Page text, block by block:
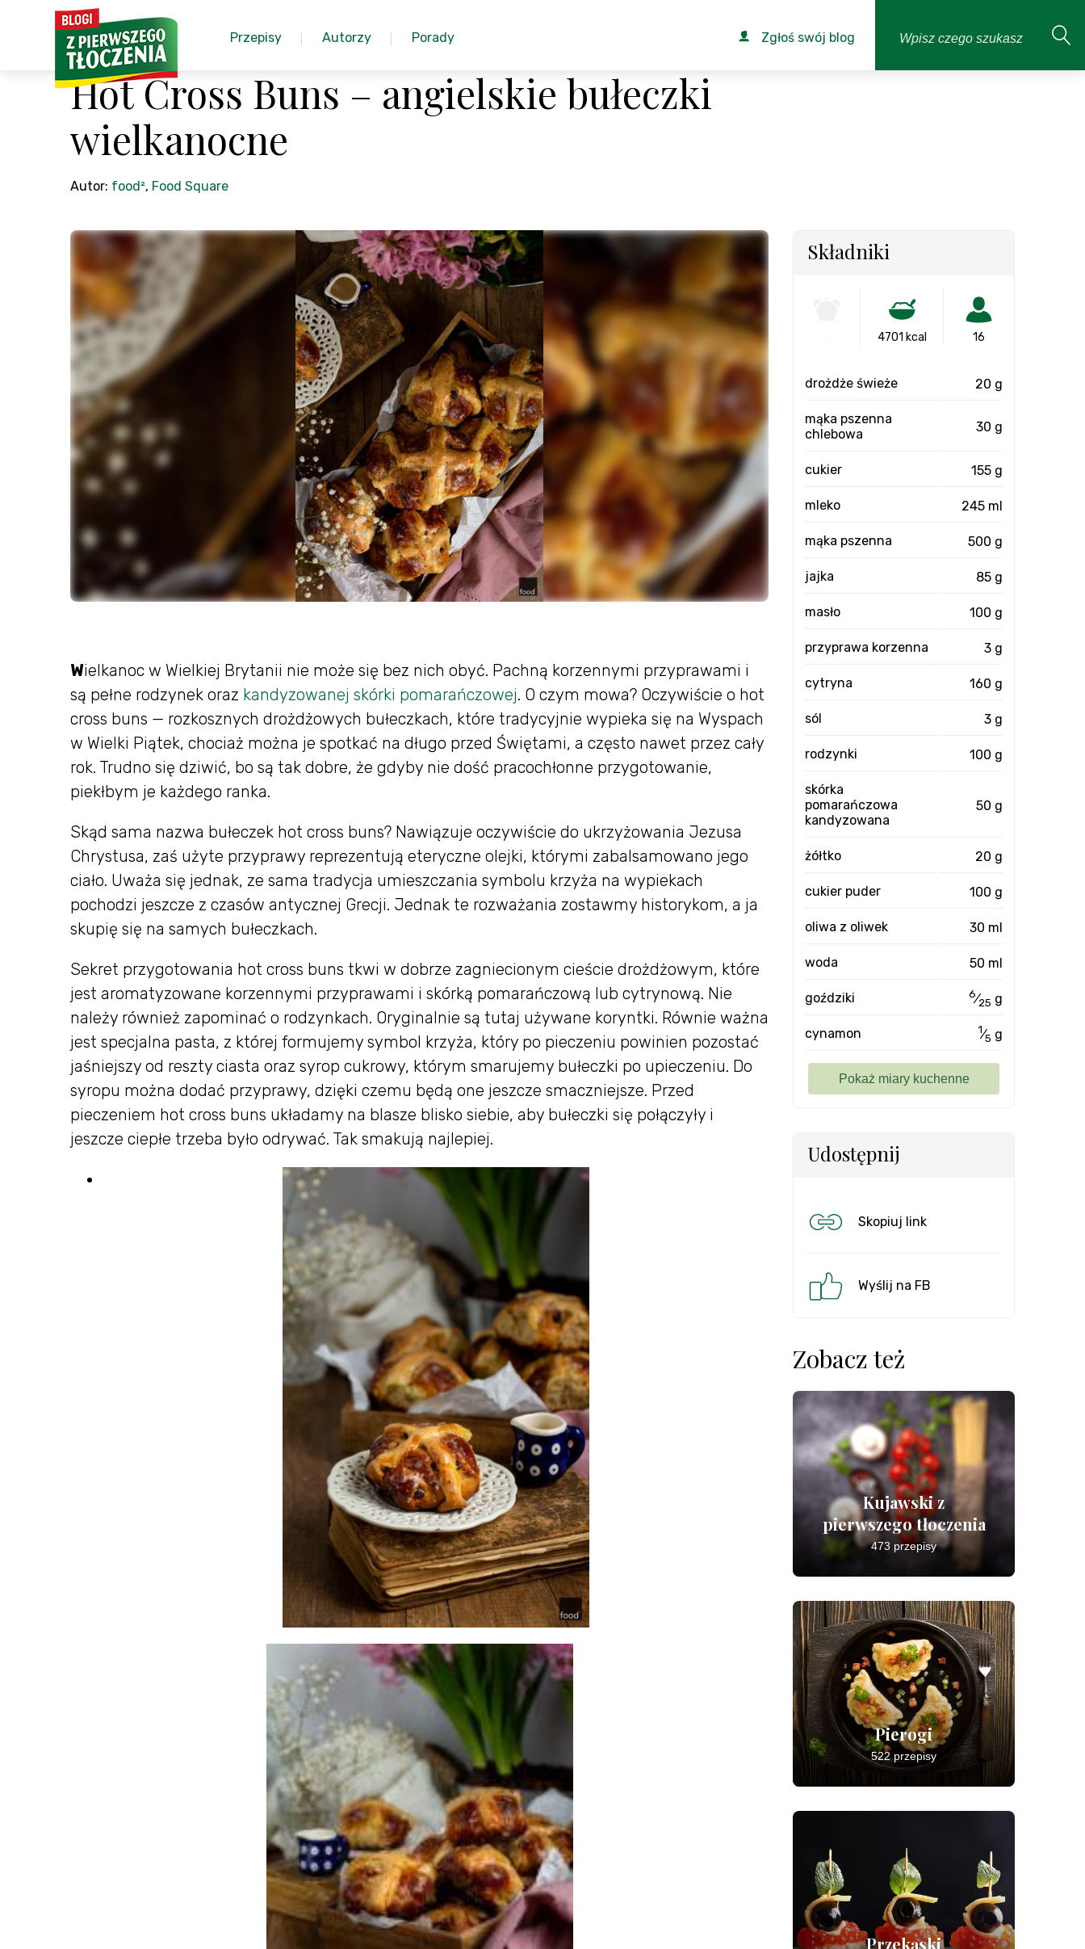
Przepisy Autorzy Porady Zgłoś swój blog
Hot Cross Buns – angielskie bułeczki
wielkanocne
Autor: food², Food Square
Wielkanoc w Wielkiej Brytanii nie może się bez nich obyć. Pachną korzennymi przyprawami i
są pełne rodzynek oraz kandyzowanej skórki pomarańczowej. O czym mowa? Oczywiście o hot
cross buns — rozkosznych drożdżowych bułeczkach, które tradycyjnie wypieka się na Wyspach
w Wielki Piątek, chociaż można je spotkać na długo przed Świętami, a często nawet przez cały
rok. Trudno się dziwić, bo są tak dobre, że gdyby nie dość pracochłonne przygotowanie,
piekłbym je każdego ranka.
Skąd sama nazwa bułeczek hot cross buns? Nawiązuje oczywiście do ukrzyżowania Jezusa
Chrystusa, zaś użyte przyprawy reprezentują eteryczne olejki, którymi zabalsamowano jego
ciało. Uważa się jednak, ze sama tradycja umieszczania symbolu krzyża na wypiekach
pochodzi jeszcze z czasów antycznej Grecji. Jednak te rozważania zostawmy historykom, a ja
skupię się na samych bułeczkach.
Sekret przygotowania hot cross buns tkwi w dobrze zagniecionym cieście drożdżowym, które
jest aromatyzowane korzennymi przyprawami i skórką pomarańczową lub cytrynową. Nie
należy również zapominać o rodzynkach. Oryginalnie są tutaj używane koryntki. Równie ważna
jest specjalna pasta, z której formujemy symbol krzyża, który po pieczeniu powinien pozostać
jaśniejszy od reszty ciasta oraz syrop cukrowy, którym smarujemy bułeczki po upieczeniu. Do
syropu można dodać przyprawy, dzięki czemu będą one jeszcze smaczniejsze. Przed
pieczeniem hot cross buns układamy na blasze blisko siebie, aby bułeczki się połączyły i
jeszcze ciepłe trzeba było odrywać. Tak smakują najlepiej.
Składniki
4701 kcal 16
drożdże świeże 20 g
mąka pszenna
chlebowa
30 g
cukier 155 g
mleko 245 ml
mąka pszenna 500 g
jajka 85 g
masło 100 g
przyprawa korzenna 3 g
cytryna 160 g
sól 3 g
rodzynki 100 g
skórka
pomarańczowa
kandyzowana
50 g
żółtko 20 g
cukier puder 100 g
oliwa z oliwek 30 ml
woda 50 ml
goździki 6⁄25 g
cynamon 1⁄5 g
Udostępnij
Skopiuj link
Wyślij na FB
Zobacz też
Kujawski z
pierwszego tłoczenia
473 przepisy
Pierogi
522 przepisy
Przekąski